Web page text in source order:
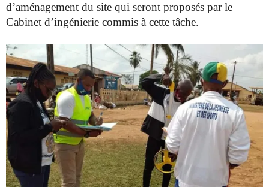
d’aménagement du site qui seront proposés par le
Cabinet d’ingénierie commis à cette tâche.